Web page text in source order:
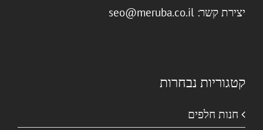
יצירת קשר: seo@meruba.co.il
קטגוריות נבחרות
חנות חלפים